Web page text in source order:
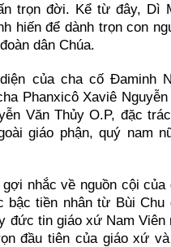
trọn đời. Kể từ đây, Dì
hiến để dành trọn con
dân Chúa.
của cha cố Đaminh
Phanxicô Xaviê Nguyễn
Văn Thủy O.P, đặc
giáo phận, quý nam
nhắc về nguồn cội
tiền nhân từ Bùi Chu
đức tin giáo xứ Nam Viên
đầu tiên của giáo xứ